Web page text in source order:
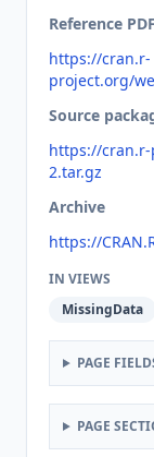
Reference PDF
https://cran.r-
project.org/
Source
https://cran.r-
2.tar.gz
Archive
https://
IN VIEWS
MissingData
PAGE
PAGE